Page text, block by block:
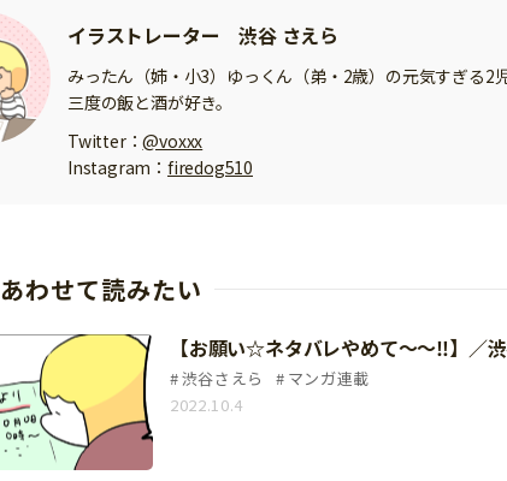
イラストレーター 渋谷 さえら
みったん（姉・小3）ゆっくん（弟・2歳）の元気すぎる2
三度の飯と酒が好き。
Twitter：@voxxx
Instagram： firedog510
あわせて読みたい
【お願い☆ネタバレやめて～～‼】／
渋谷さえら
マンガ連載
2022.10.4